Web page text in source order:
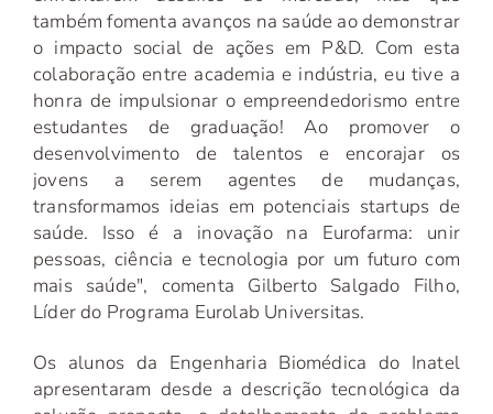
também fomenta avanços na saúde ao demonstrar
o impacto social de ações em P&D. Com esta
colaboração entre academia e indústria, eu tive a
honra de impulsionar o empreendedorismo entre
estudantes de graduação! Ao promover o
desenvolvimento de talentos e encorajar os
jovens a serem agentes de mudanças,
transformamos ideias em potenciais startups de
saúde. Isso é a inovação na Eurofarma: unir
pessoas, ciência e tecnologia por um futuro com
mais saúde", comenta Gilberto Salgado Filho,
Líder do Programa Eurolab Universitas.
Os alunos da Engenharia Biomédica do Inatel
apresentaram desde a descrição tecnológica da